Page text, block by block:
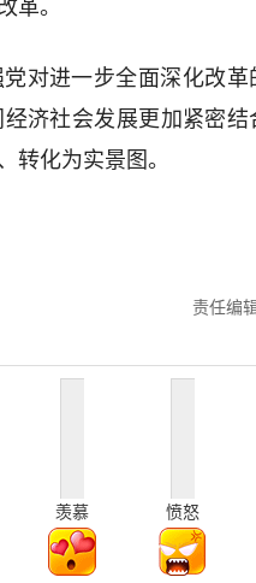
革。
对进一步全面深化改革
济社会发展更加紧密
转化为实景图。
责任编
羡慕 愤怒